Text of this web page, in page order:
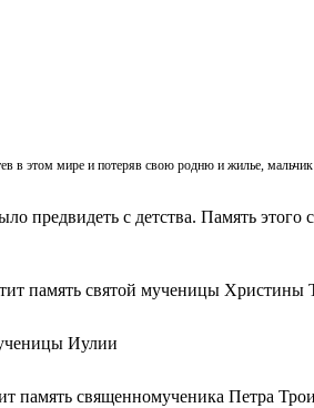
в этом мире и потеряв свою родню и жилье,
с детства. Память этого
память святой мученицы Христины
Иулии
память священномученика Петра